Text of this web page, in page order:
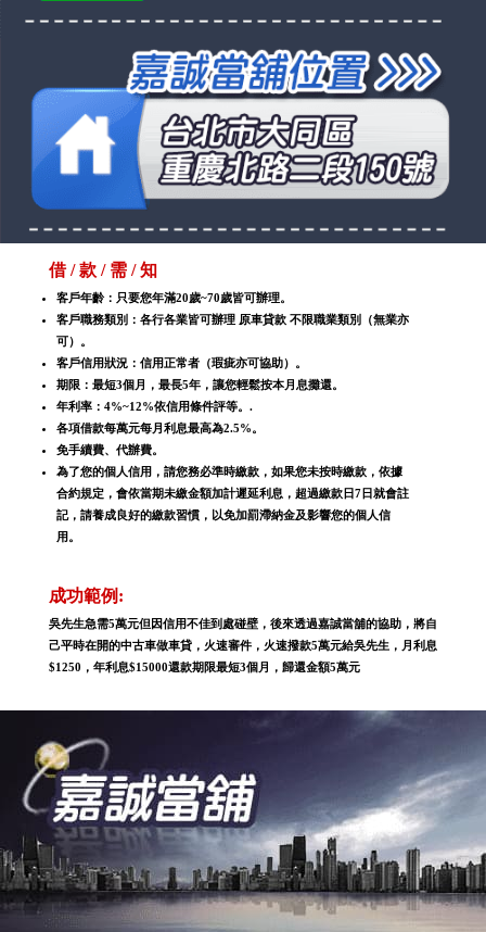
借 / 款 / 需 / 知
客戶年齡：只要您年滿20歲~70歲皆可辦理。
客戶職務類別：各行各業皆可辦理 原車貸款 不限職業類別（無業亦
可）。
客戶信用狀況：信用正常者（瑕疵亦可協助）。
期限：最短3個月，最長5年，讓您輕鬆按本月息攤還。
年利率：4%~12%依信用條件評等。.
各項借款每萬元每月利息最高為2.5%。
免手續費、代辦費。
為了您的個人信用，請您務必準時繳款，如果您未按時繳款，依據
合約規定，會依當期未繳金額加計遲延利息，超過繳款日7日就會註
記，請養成良好的繳款習慣，以免加罰滯納金及影響您的個人信
用。
成功範例:
吳先生急需5萬元但因信用不佳到處碰壁，後來透過嘉誠當舖的協助，將自
己平時在開的中古車做車貸，火速審件，火速撥款5萬元給吳先生，月利息
$1250，年利息$15000還款期限最短3個月，歸還金額5萬元